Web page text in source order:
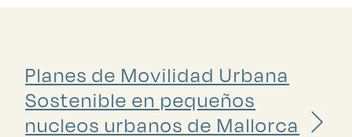
Planes de Movilidad Urbana
Sostenible en pequeños
nucleos urbanos de Mallorca